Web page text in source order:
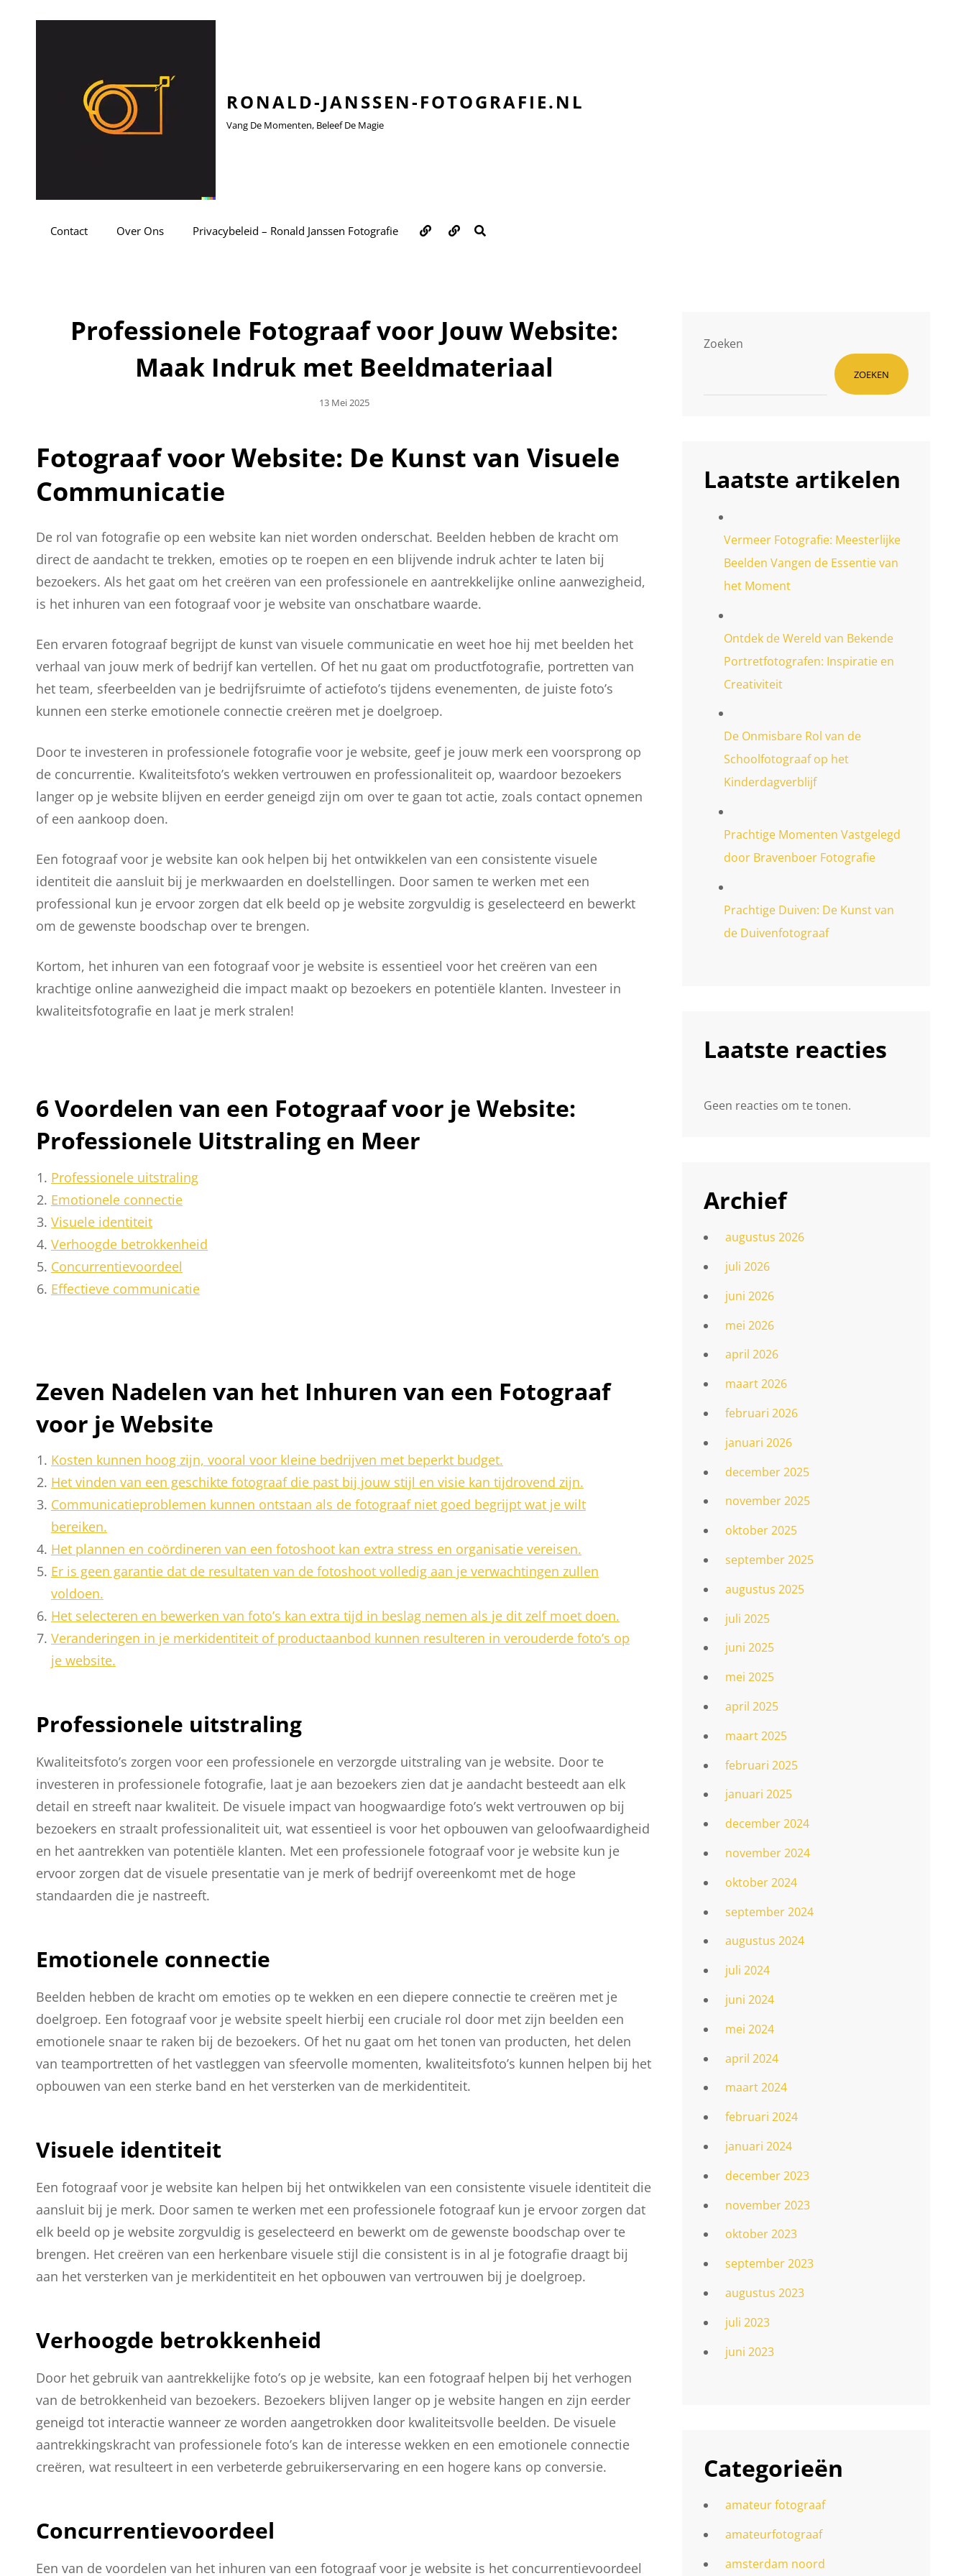
RONALD-JANSSEN-FOTOGRAFIE.NL
Vang De Momenten, Beleef De Magie
Contact Over Ons Privacybeleid – Ronald Janssen Fotografie Over
ons
Contact
Professionele Fotograaf voor Jouw Website:
Maak Indruk met Beeldmateriaal
Geplaatst
13 Mei 2025
Fotograaf voor Website: De Kunst van Visuele
Communicatie
De rol van fotografie op een website kan niet worden onderschat. Beelden hebben de kracht om
direct de aandacht te trekken, emoties op te roepen en een blijvende indruk achter te laten bij
bezoekers. Als het gaat om het creëren van een professionele en aantrekkelijke online aanwezigheid,
is het inhuren van een fotograaf voor je website van onschatbare waarde.
Een ervaren fotograaf begrijpt de kunst van visuele communicatie en weet hoe hij met beelden het
verhaal van jouw merk of bedrijf kan vertellen. Of het nu gaat om productfotografie, portretten van
het team, sfeerbeelden van je bedrijfsruimte of actiefoto’s tijdens evenementen, de juiste foto’s
kunnen een sterke emotionele connectie creëren met je doelgroep.
Door te investeren in professionele fotografie voor je website, geef je jouw merk een voorsprong op
de concurrentie. Kwaliteitsfoto’s wekken vertrouwen en professionaliteit op, waardoor bezoekers
langer op je website blijven en eerder geneigd zijn om over te gaan tot actie, zoals contact opnemen
of een aankoop doen.
Een fotograaf voor je website kan ook helpen bij het ontwikkelen van een consistente visuele
identiteit die aansluit bij je merkwaarden en doelstellingen. Door samen te werken met een
professional kun je ervoor zorgen dat elk beeld op je website zorgvuldig is geselecteerd en bewerkt
om de gewenste boodschap over te brengen.
Kortom, het inhuren van een fotograaf voor je website is essentieel voor het creëren van een
krachtige online aanwezigheid die impact maakt op bezoekers en potentiële klanten. Investeer in
kwaliteitsfotografie en laat je merk stralen!
6 Voordelen van een Fotograaf voor je Website:
Professionele Uitstraling en Meer
Professionele uitstraling
Emotionele connectie
Visuele identiteit
Verhoogde betrokkenheid
Concurrentievoordeel
Effectieve communicatie
Zeven Nadelen van het Inhuren van een Fotograaf
voor je Website
Kosten kunnen hoog zijn, vooral voor kleine bedrijven met beperkt budget.
Het vinden van een geschikte fotograaf die past bij jouw stijl en visie kan tijdrovend zijn.
Communicatieproblemen kunnen ontstaan als de fotograaf niet goed begrijpt wat je wilt
bereiken.
Het plannen en coördineren van een fotoshoot kan extra stress en organisatie vereisen.
Er is geen garantie dat de resultaten van de fotoshoot volledig aan je verwachtingen zullen
voldoen.
Het selecteren en bewerken van foto’s kan extra tijd in beslag nemen als je dit zelf moet doen.
Veranderingen in je merkidentiteit of productaanbod kunnen resulteren in verouderde foto’s op
je website.
Professionele uitstraling
Kwaliteitsfoto’s zorgen voor een professionele en verzorgde uitstraling van je website. Door te
investeren in professionele fotografie, laat je aan bezoekers zien dat je aandacht besteedt aan elk
detail en streeft naar kwaliteit. De visuele impact van hoogwaardige foto’s wekt vertrouwen op bij
bezoekers en straalt professionaliteit uit, wat essentieel is voor het opbouwen van geloofwaardigheid
en het aantrekken van potentiële klanten. Met een professionele fotograaf voor je website kun je
ervoor zorgen dat de visuele presentatie van je merk of bedrijf overeenkomt met de hoge
standaarden die je nastreeft.
Emotionele connectie
Beelden hebben de kracht om emoties op te wekken en een diepere connectie te creëren met je
doelgroep. Een fotograaf voor je website speelt hierbij een cruciale rol door met zijn beelden een
emotionele snaar te raken bij de bezoekers. Of het nu gaat om het tonen van producten, het delen
van teamportretten of het vastleggen van sfeervolle momenten, kwaliteitsfoto’s kunnen helpen bij het
opbouwen van een sterke band en het versterken van de merkidentiteit.
Visuele identiteit
Een fotograaf voor je website kan helpen bij het ontwikkelen van een consistente visuele identiteit die
aansluit bij je merk. Door samen te werken met een professionele fotograaf kun je ervoor zorgen dat
elk beeld op je website zorgvuldig is geselecteerd en bewerkt om de gewenste boodschap over te
brengen. Het creëren van een herkenbare visuele stijl die consistent is in al je fotografie draagt bij
aan het versterken van je merkidentiteit en het opbouwen van vertrouwen bij je doelgroep.
Verhoogde betrokkenheid
Door het gebruik van aantrekkelijke foto’s op je website, kan een fotograaf helpen bij het verhogen
van de betrokkenheid van bezoekers. Bezoekers blijven langer op je website hangen en zijn eerder
geneigd tot interactie wanneer ze worden aangetrokken door kwaliteitsvolle beelden. De visuele
aantrekkingskracht van professionele foto’s kan de interesse wekken en een emotionele connectie
creëren, wat resulteert in een verbeterde gebruikerservaring en een hogere kans op conversie.
Concurrentievoordeel
Een van de voordelen van het inhuren van een fotograaf voor je website is het concurrentievoordeel
Zoeken
ZOEKEN
Laatste artikelen
Vermeer Fotografie: Meesterlijke
Beelden Vangen de Essentie van
het Moment
Ontdek de Wereld van Bekende
Portretfotografen: Inspiratie en
Creativiteit
De Onmisbare Rol van de
Schoolfotograaf op het
Kinderdagverblijf
Prachtige Momenten Vastgelegd
door Bravenboer Fotografie
Prachtige Duiven: De Kunst van
de Duivenfotograaf
Laatste reacties
Geen reacties om te tonen.
Archief
augustus 2026
juli 2026
juni 2026
mei 2026
april 2026
maart 2026
februari 2026
januari 2026
december 2025
november 2025
oktober 2025
september 2025
augustus 2025
juli 2025
juni 2025
mei 2025
april 2025
maart 2025
februari 2025
januari 2025
december 2024
november 2024
oktober 2024
september 2024
augustus 2024
juli 2024
juni 2024
mei 2024
april 2024
maart 2024
februari 2024
januari 2024
december 2023
november 2023
oktober 2023
september 2023
augustus 2023
juli 2023
juni 2023
Categorieën
amateur fotograaf
amateurfotograaf
amsterdam noord